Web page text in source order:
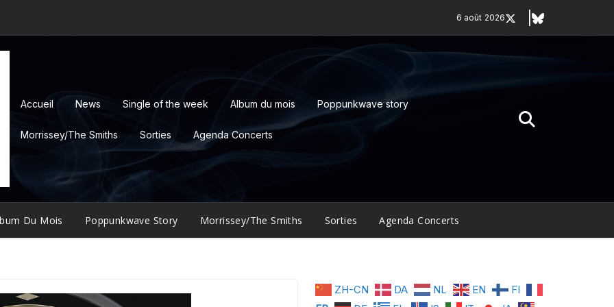
6 août 2026
Accueil News Single of the week Album du mois Poppunkwave story
Morrissey/The Smiths Sorties Agenda Concerts
Du Mois Poppunkwave Story Morrissey/The Smiths Sorties Agenda Concerts
ZH-CN DA NL EN
FI